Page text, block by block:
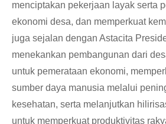
menciptakan pekerjaan layak serta
ekonomi desa, dan memperkuat
juga sejalan dengan Astacita
menekankan pembangunan dari
untuk pemerataan ekonomi,
sumber daya manusia melalui
kesehatan, serta melanjutkan
untuk memperkuat produktivitas